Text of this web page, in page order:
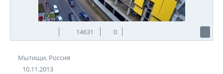
14631 0
Мытищи, Россия
10.11.2013